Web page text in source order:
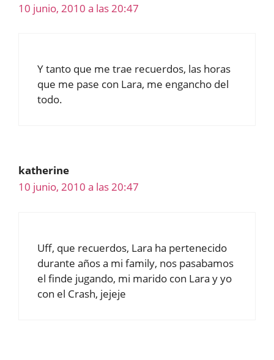
10 junio, 2010 a las 20:47
Y tanto que me trae recuerdos, las horas
que me pase con Lara, me engancho del
todo.
katherine
10 junio, 2010 a las 20:47
Uff, que recuerdos, Lara ha pertenecido
durante años a mi family, nos pasabamos
el finde jugando, mi marido con Lara y yo
con el Crash, jejeje